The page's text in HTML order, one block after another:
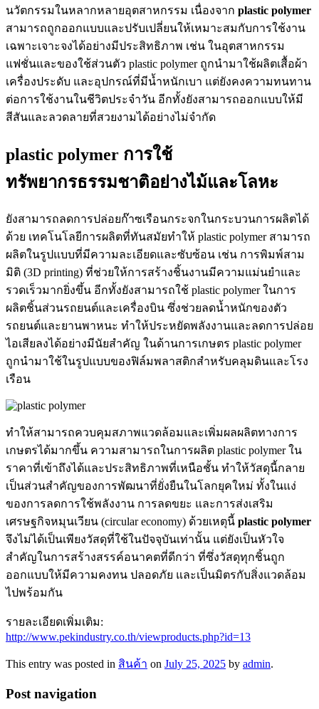
นวัตกรรมในหลากหลายอุตสาหกรรม เนื่องจาก plastic polymer
สามารถถูกออกแบบและปรับเปลี่ยนให้เหมาะสมกับการใช้งาน
เฉพาะเจาะจงได้อย่างมีประสิทธิภาพ เช่น ในอุตสาหกรรม
แฟชั่นและของใช้ส่วนตัว plastic polymer ถูกนำมาใช้ผลิตเสื้อผ้า
เครื่องประดับ และอุปกรณ์ที่มีน้ำหนักเบา แต่ยังคงความทนทาน
ต่อการใช้งานในชีวิตประจำวัน อีกทั้งยังสามารถออกแบบให้มี
สีสันและลวดลายที่สวยงามได้อย่างไม่จำกัด
plastic polymer การใช้
ทรัพยากรธรรมชาติอย่างไม้และโลหะ
ยังสามารถลดการปล่อยก๊าซเรือนกระจกในกระบวนการผลิตได้
ด้วย เทคโนโลยีการผลิตที่ทันสมัยทำให้ plastic polymer สามารถ
ผลิตในรูปแบบที่มีความละเอียดและซับซ้อน เช่น การพิมพ์สาม
มิติ (3D printing) ที่ช่วยให้การสร้างชิ้นงานมีความแม่นยำและ
รวดเร็วมากยิ่งขึ้น อีกทั้งยังสามารถใช้ plastic polymer ในการ
ผลิตชิ้นส่วนรถยนต์และเครื่องบิน ซึ่งช่วยลดน้ำหนักของตัว
รถยนต์และยานพาหนะ ทำให้ประหยัดพลังงานและลดการปล่อย
ไอเสียลงได้อย่างมีนัยสำคัญ ในด้านการเกษตร plastic polymer
ถูกนำมาใช้ในรูปแบบของฟิล์มพลาสติกสำหรับคลุมดินและโรง
เรือน
ทำให้สามารถควบคุมสภาพแวดล้อมและเพิ่มผลผลิตทางการ
เกษตรได้มากขึ้น ความสามารถในการผลิต plastic polymer ใน
ราคาที่เข้าถึงได้และประสิทธิภาพที่เหนือชั้น ทำให้วัสดุนี้กลาย
เป็นส่วนสำคัญของการพัฒนาที่ยั่งยืนในโลกยุคใหม่ ทั้งในแง่
ของการลดการใช้พลังงาน การลดขยะ และการส่งเสริม
เศรษฐกิจหมุนเวียน (circular economy) ด้วยเหตุนี้ plastic polymer
จึงไม่ได้เป็นเพียงวัสดุที่ใช้ในปัจจุบันเท่านั้น แต่ยังเป็นหัวใจ
สำคัญในการสร้างสรรค์อนาคตที่ดีกว่า ที่ซึ่งวัสดุทุกชิ้นถูก
ออกแบบให้มีความคงทน ปลอดภัย และเป็นมิตรกับสิ่งแวดล้อม
ไปพร้อมกัน
รายละเอียดเพิ่มเติม:
http://www.pekindustry.co.th/viewproducts.php?id=13
This entry was posted in สินค้า on July 25, 2025 by admin.
Post navigation